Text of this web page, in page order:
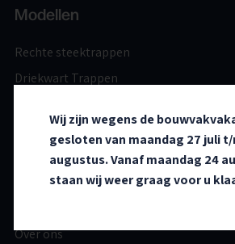
Modellen
Rechte steektrappen
Driekwart Trappen
S-trappen
Z-trappen
Over ons
Wij zijn wegens de
gesloten van maandag 27 juli
augustus. Vanaf maandag 24
staan wij weer graag voor u